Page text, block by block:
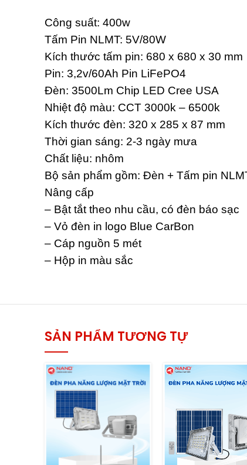
Công suất: 400w
Tấm Pin NLMT: 5V/80W
Kích thước tấm pin: 680 x 680 x 30 mm
Pin: 3,2v/60Ah Pin LiFePO4
Đèn: 3500Lm Chip LED Cree USA
Nhiệt độ màu: CCT 3000k – 6500k
Kích thước đèn: 320 x 285 x 87 mm
Thời gian sáng: 2-3 ngày mưa
Chất liệu: nhôm
Bộ sản phẩm gồm: Đèn + Tấm pin
Nâng cấp
– Bật tắt theo nhu cầu, có đèn báo sạc
– Vỏ đèn in logo Blue CarBon
– Cáp nguồn 5 mét
– Hộp in màu sắc
SẢN PHẨM TƯƠNG TỰ